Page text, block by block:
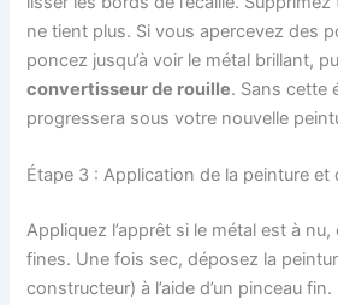
ne tient plus. Si vous apercevez des
poncez jusqu’à voir le métal brillant,
convertisseur de rouille. Sans cette
progressera sous votre nouvelle
Étape 3 : Application de la peinture et
Appliquez l’apprêt si le métal est à
fines. Une fois sec, déposez la
constructeur) à l’aide d’un pinceau